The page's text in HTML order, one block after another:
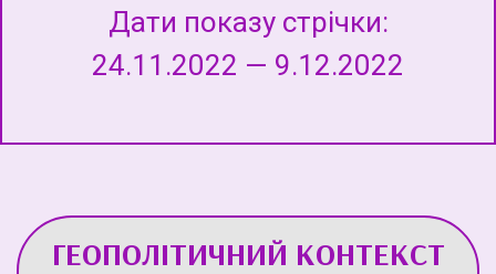
Дати показу стрічки:
24.11.2022 — 9.12.2022
ГЕОПОЛІТИЧНИЙ КОНТЕКСТ